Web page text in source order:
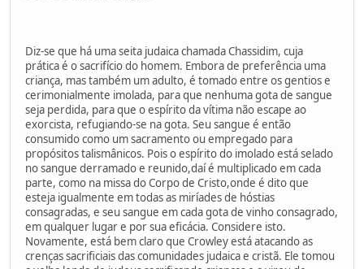
Diz-se que há uma seita judaica chamada Chassidim, cuja
prática é o sacrifício do homem. Embora de preferência uma
criança, mas também um adulto, é tomado entre os gentios e
cerimonialmente imolada, para que nenhuma gota de sangue
seja perdida, para que o espírito da vítima não escape ao
exorcista, refugiando-se na gota. Seu sangue é então
consumido como um sacramento ou empregado para
propósitos talismânicos. Pois o espírito do imolado está selado
no sangue derramado e reunido,daí é multiplicado em cada
parte, como na missa do Corpo de Cristo,onde é dito que
esteja igualmente em todas as miríades de hóstias
consagradas, e seu sangue em cada gota de vinho consagrado,
em qualquer lugar e por sua eficácia. Considere isto.
Novamente, está bem claro que Crowley está atacando as
crenças sacrificiais das comunidades judaica e cristã. Ele tomou